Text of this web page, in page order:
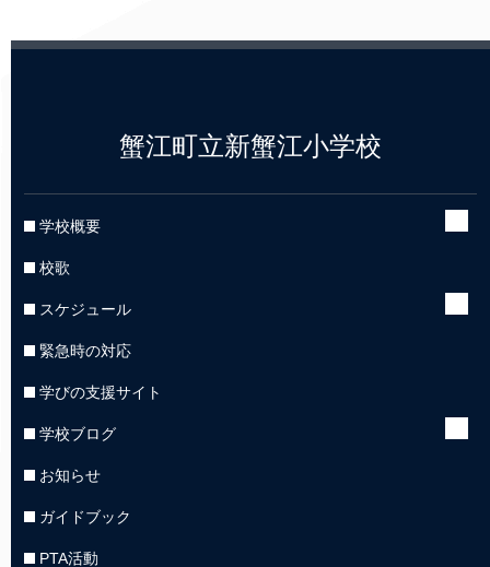
蟹江町立新蟹江小学校
学校概要
校歌
スケジュール
緊急時の対応
学びの支援サイト
学校ブログ
お知らせ
ガイドブック
PTA活動